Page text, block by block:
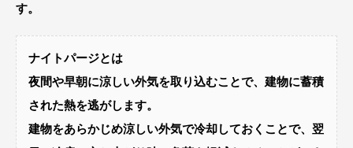
す。
ナイトパージとは
夜間や早朝に涼しい外気を取り込むことで、建物に蓄積
された熱を逃がします。
建物をあらかじめ涼しい外気で冷却しておくことで、翌